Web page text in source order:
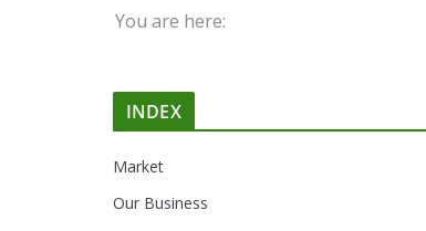
You are here:
INDEX
Market
Our Business